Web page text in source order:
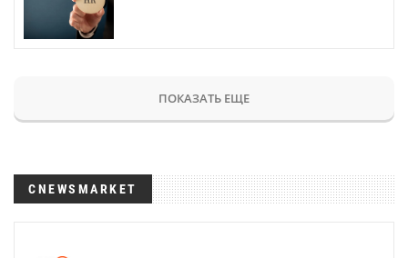
ПОКАЗАТЬ ЕЩЕ
CNEWSMARKET